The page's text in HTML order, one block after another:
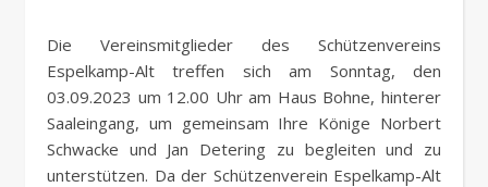
Die Vereinsmitglieder des Schützenvereins
Espelkamp-Alt treffen sich am Sonntag, den
03.09.2023 um 12.00 Uhr am Haus Bohne, hinterer
Saaleingang, um gemeinsam Ihre Könige Norbert
Schwacke und Jan Detering zu begleiten und zu
unterstützen. Da der Schützenverein Espelkamp-Alt